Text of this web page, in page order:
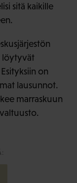
sitä kaikille
löytyvät
on
lausunnot.
marraskuun